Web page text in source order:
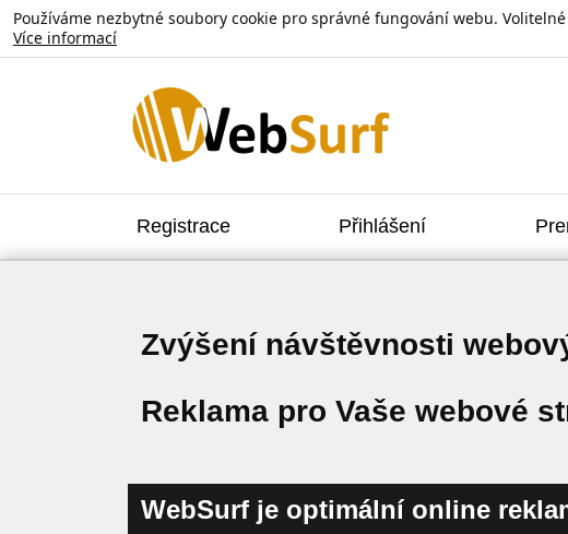
Používáme nezbytné soubory cookie pro správné fungování webu.
Více informací
Registrace Přihlášení
Zvýšení návštěvnosti
Reklama pro Vaše webové
WebSurf je optimální online